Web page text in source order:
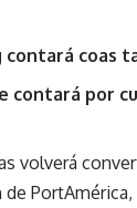
contará coas
contará por
volverá
PortAmérica,